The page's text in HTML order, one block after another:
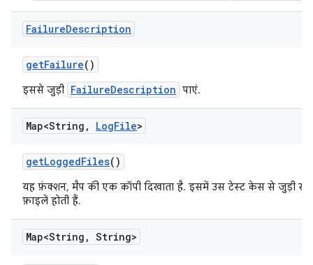
FailureDescription
getFailure()
इससे जुड़ी FailureDescription पाएं.
Map<String , LogFile>
getLoggedFiles()
यह फ़ंक्शन, मैप की एक कॉपी दिखाता है. इसमें उस टेस्ट केस से जुड़ी
फ़ाइलें होती हैं.
Map<String , String>